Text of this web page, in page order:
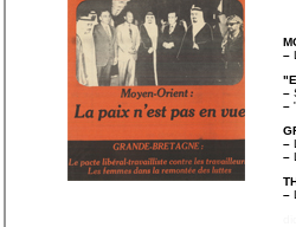
–
–
–
–
–
–